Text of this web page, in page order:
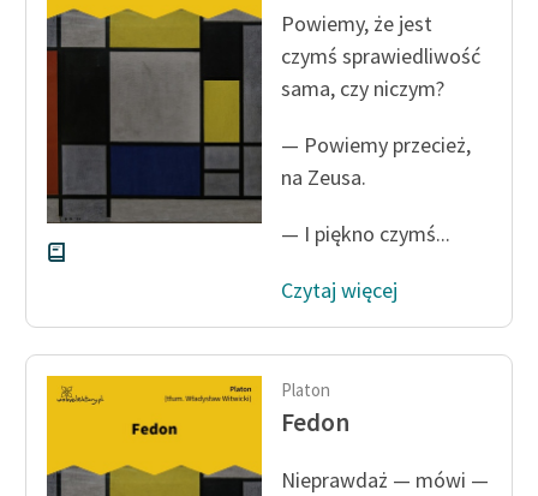
Powiemy, że jest
czymś sprawiedliwość
sama, czy niczym?
— Powiemy przecież,
na Zeusa.
— I piękno czymś...
Czytaj więcej
Platon
Fedon
Nieprawdaż — mówi —